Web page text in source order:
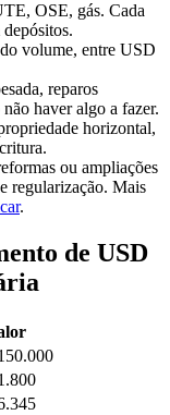
OSE, gás. Cada
volume, entre USD
reparos
haver algo a fazer.
horizontal,
ou ampliações
regularização. Mais
.
de USD